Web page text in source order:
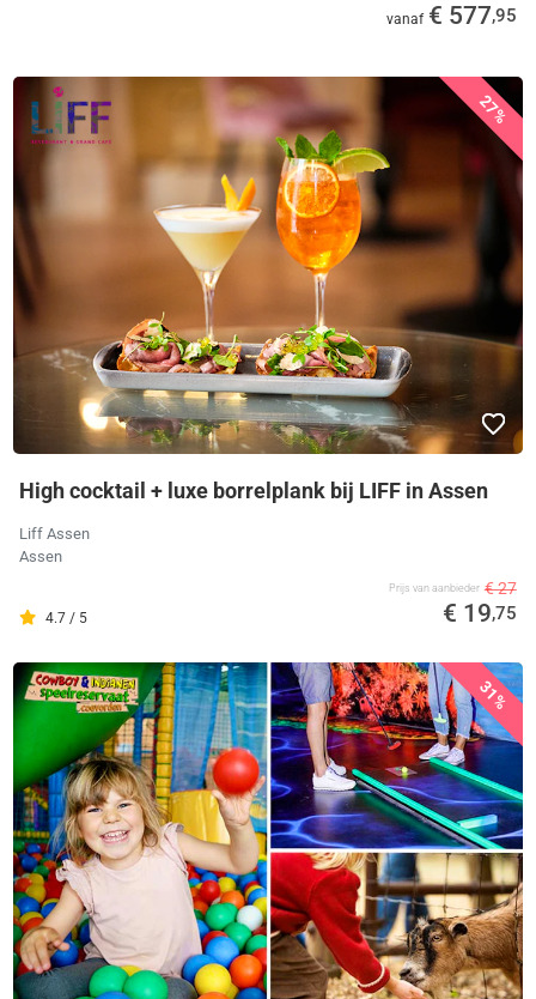
vanaf € 577,95
27%
High cocktail + luxe borrelplank bij LIFF in Assen
Liff Assen
Assen
4.7 / 5
Prijs van aanbieder € 27
€ 19,75
31%